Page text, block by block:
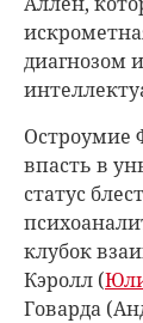
диагнозом
Остроумие
впасть в
статус
клубок
Кэролл (
Говарда (